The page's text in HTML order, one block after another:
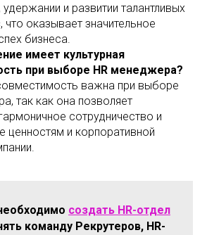
удержании и развитии талантливых
что оказывает значительное
бизнеса.
имеет культурная
при выборе HR менеджера?
важна при выборе
так как она позволяет
сотрудничество и
ценностям и корпоративной
создать HR-отдел
команду Рекрутеров, HR-